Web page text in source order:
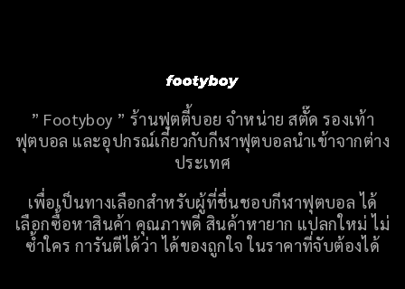
” Footyboy ” ร้านฟุตตี้บอย จำหน่าย สตั๊ด รองเท้า
ฟุตบอล และอุปกรณ์เกี่ยวกับกีฬาฟุตบอลนำเข้าจากต่าง
ประเทศ
เพื่อเป็นทางเลือกสำหรับผู้ที่ชื่นชอบกีฬาฟุตบอล ได้
เลือกซื้อหาสินค้า คุณภาพดี สินค้าหายาก แปลกใหม่ ไม่
ซ้ำใคร การันตีได้ว่า ได้ของถูกใจ ในราคาที่จับต้องได้